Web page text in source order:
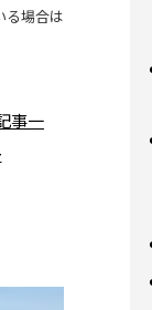
る場合は
事一